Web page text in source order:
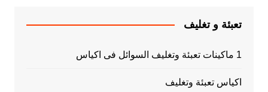
تعبئة و تغليف
1 ماكينات تعبئة وتغليف السوائل فى اكياس
اكياس تعبئة وتغليف